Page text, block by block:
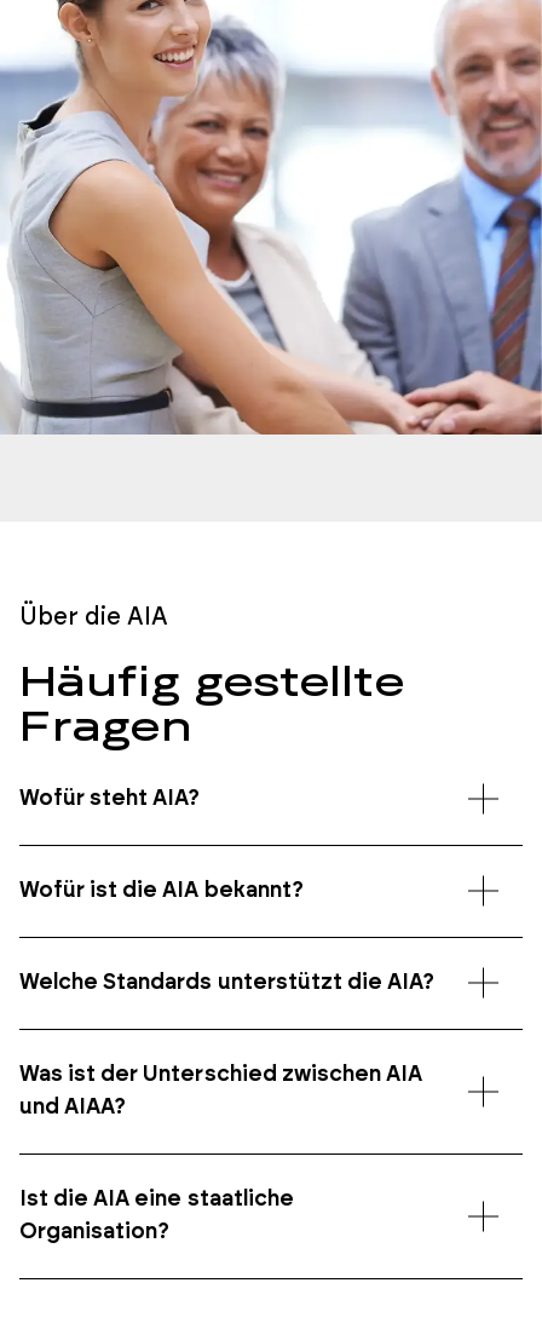
Über die AIA
Häufig gestellte
Fragen
Wofür steht AIA?
Wofür ist die AIA bekannt?
Welche Standards unterstützt die AIA?
Was ist der Unterschied zwischen AIA
und AIAA?
Ist die AIA eine staatliche
Organisation?